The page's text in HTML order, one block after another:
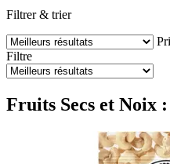
Filtrer & trier
Filtre
Fruits Secs et Noix